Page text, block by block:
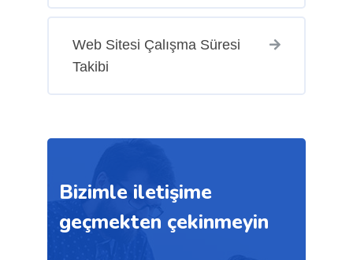
Web Sitesi Çalışma Süresi
Takibi
Bizimle iletişime
geçmekten çekinmeyin